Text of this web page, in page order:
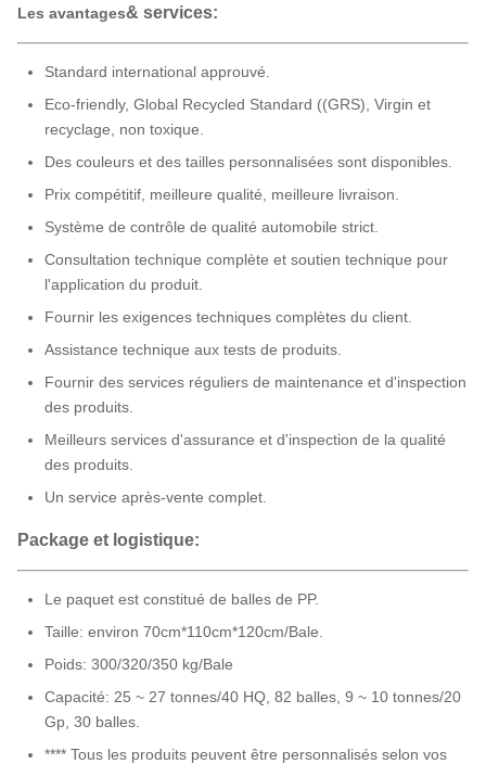
Les avantages& services:
Standard international approuvé.
Eco-friendly, Global Recycled Standard ((GRS), Virgin et
recyclage, non toxique.
Des couleurs et des tailles personnalisées sont disponibles.
Prix compétitif, meilleure qualité, meilleure livraison.
Système de contrôle de qualité automobile strict.
Consultation technique complète et soutien technique pour
l'application du produit.
Fournir les exigences techniques complètes du client.
Assistance technique aux tests de produits.
Fournir des services réguliers de maintenance et d'inspection
des produits.
Meilleurs services d'assurance et d'inspection de la qualité
des produits.
Un service après-vente complet.
Package et logistique:
Le paquet est constitué de balles de PP.
Taille: environ 70cm*110cm*120cm/Bale.
Poids: 300/320/350 kg/Bale
Capacité: 25 ~ 27 tonnes/40 HQ, 82 balles, 9 ~ 10 tonnes/20
Gp, 30 balles.
**** Tous les produits peuvent être personnalisés selon vos